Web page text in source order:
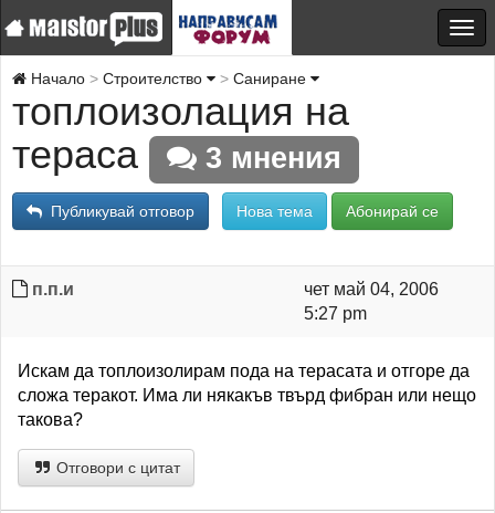
Начало Строителство Саниране
топлоизолация на
тераса
3 мнения
Публикувай отговор Нова тема Абонирай се
п.п.и
чет май 04, 2006
5:27 pm
Искам да топлоизолирам пода на терасата и отгоре да
сложа теракот. Има ли някакъв твърд фибран или нещо
такова?
Отговори с цитат